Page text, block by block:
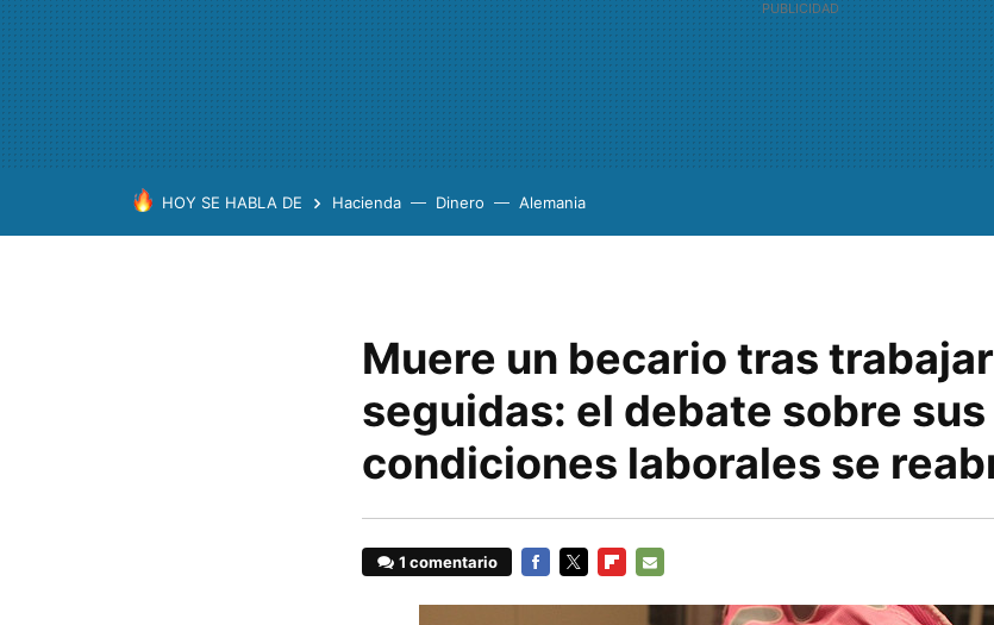
HOY SE HABLA DE Hacienda Dinero Alemania
Muere un becario tras
seguidas: el debate sobre sus
condiciones laborales se
1 comentario